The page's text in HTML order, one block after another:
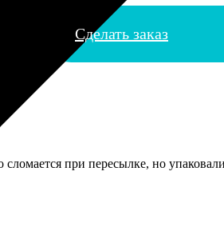
Сделать заказ
сломается при пересылке, но